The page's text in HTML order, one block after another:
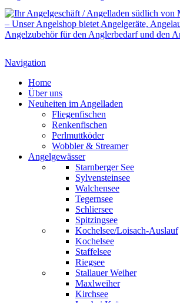
Navigation
Home
Über uns
Neuheiten im Angelladen
Fliegenfischen
Renkenfischen
Perlmuttköder
Wobbler & Streamer
Angelgewässer
Starnberger See
Sylvensteinsee
Walchensee
Tegernsee
Schliersee
Spitzingsee
Kochelsee/Loisach-Auslauf
Kochelsee
Staffelsee
Riegsee
Stallauer Weiher
Maxlweiher
Kirchsee